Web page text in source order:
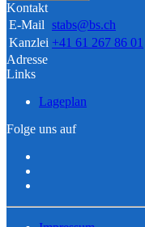
Kontakt
E-Mail stabs@bs.ch
Kanzlei +41 61 267 86 01
Adresse
Links
Lageplan
Folge uns auf